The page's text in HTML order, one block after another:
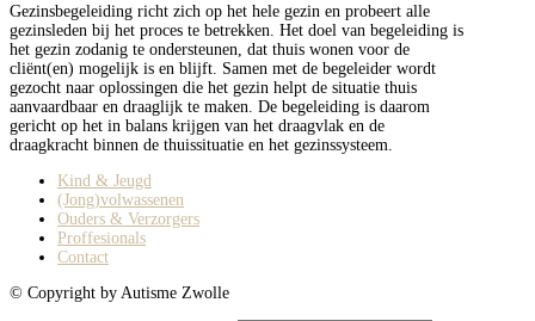
Gezinsbegeleiding richt zich op het hele gezin en probeert alle
gezinsleden bij het proces te betrekken. Het doel van begeleiding is
het gezin zodanig te ondersteunen, dat thuis wonen voor de
cliënt(en) mogelijk is en blijft. Samen met de begeleider wordt
gezocht naar oplossingen die het gezin helpt de situatie thuis
aanvaardbaar en draaglijk te maken. De begeleiding is daarom
gericht op het in balans krijgen van het draagvlak en de
draagkracht binnen de thuissituatie en het gezinssysteem.
Kind & Jeugd
(Jong)volwassenen
Ouders & Verzorgers
Proffesionals
Contact
© Copyright by Autisme Zwolle